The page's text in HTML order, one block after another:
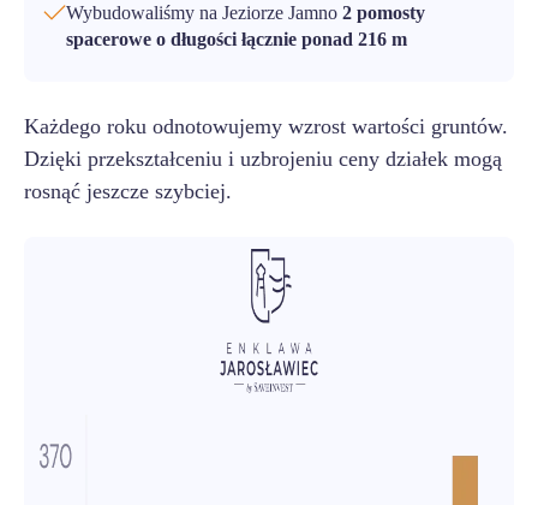
Wybudowaliśmy na Jeziorze Jamno 2 pomosty
spacerowe o długości łącznie ponad 216 m
Każdego roku odnotowujemy wzrost wartości gruntów.
Dzięki przekształceniu i uzbrojeniu ceny działek mogą
rosnąć jeszcze szybciej.